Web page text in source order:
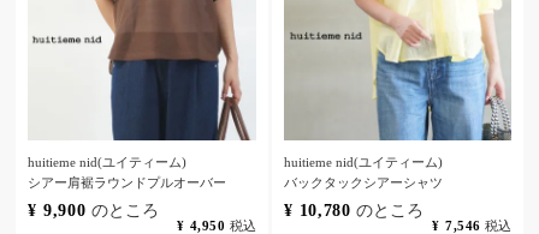
huitieme nid(ユイティーム)
シアー肩裾ラウンドプルオーバー
¥ 9,900 のところ
¥ 4,950 税込
huitieme nid(ユイティーム)
バックタックシアーシャツ
¥ 10,780 のところ
¥ 7,546 税込